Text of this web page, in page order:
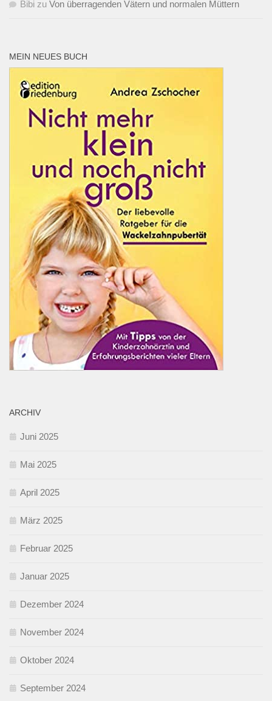
Bibi zu Von überragenden Vätern und normalen Müttern
MEIN NEUES BUCH
ARCHIV
Juni 2025
Mai 2025
April 2025
März 2025
Februar 2025
Januar 2025
Dezember 2024
November 2024
Oktober 2024
September 2024